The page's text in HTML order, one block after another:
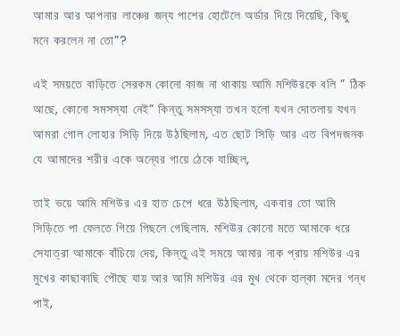
আমার আর আপনার লাঞ্চের জন্য পাশের হোটেলে অর্ডার দিয়ে দিয়েছি, কিছু
মনে করলেন না তো”?
এই সময়তে বাড়িতে সেরকম কোনো কাজ না থাকায় আমি মশিউরকে বলি ” ঠিক
আছে, কোনো সমসস্যা নেই” কিন্তু সমসস্যা তখন হলো যখন দোতলায় যখন
আমরা গোল লোহার সিড়ি দিয়ে উঠছিলাম, এত ছোট সিড়ি আর এত বিপদজনক
যে আমাদের শরীর একে অন্যের গায়ে ঠেকে যাচ্ছিল,
তাই ভয়ে আমি মশিউর এর হাত চেপে ধরে উঠছিলাম, একবার তো আমি
সিড়িতে পা ফেলতে গিয়ে পিছলে গেছিলাম. মশিউর কোনো মতে আমাকে ধরে
সেযাত্রা আমাকে বাঁচিয়ে দেয়, কিন্তু এই সময়ে আমার নাক প্রায় মশিউর এর
মুখের কাছাকাছি পৌছে যায় আর আমি মশিউর এর মুখ থেকে হাল্কা মদের গন্ধ
পাই,